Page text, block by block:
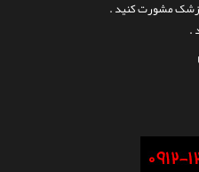
پزشک مشورت کنید .
.